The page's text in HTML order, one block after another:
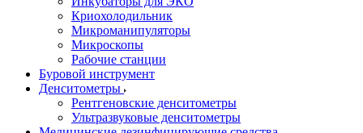
Криохолодильник
Микроманипуляторы
Микроскопы
Рабочие станции
Буровой инструмент
Денситометры
Рентгеновские денситометры
Ультразвуковые денситометры